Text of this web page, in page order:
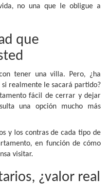
no una que le obligue a
que
tener una villa. Pero, ¿ha
realmente le sacará partido?
fácil de cerrar y dejar
una opción mucho más
y los contras de cada tipo de
en función de cómo
visitar.
¿valor real